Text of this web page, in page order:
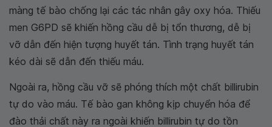
màng tế bào chống lại các tác nhân gây oxy hóa. Thiếu
men G6PD sẽ khiến hồng cầu dễ bị tổn thương, dễ bị
vỡ dẫn đến hiện tượng huyết tán. Tình trạng huyết tán
kéo dài sẽ dẫn đến thiếu máu.
Ngoài ra, hồng cầu vỡ sẽ phóng thích một chất billirubin
tự do vào máu. Tế bào gan không kịp chuyển hóa để
đào thải chất này ra ngoài khiến billirubin tự do tồn